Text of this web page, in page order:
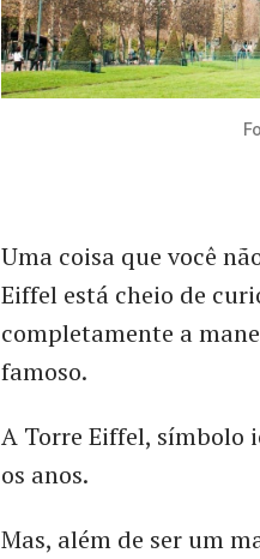
Uma coisa que você
Eiffel está cheio de
completamente a
famoso.
A Torre Eiffel, símbolo
os anos.
Mas, além de ser um